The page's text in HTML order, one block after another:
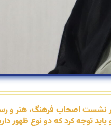
اصحاب فرهنگ، هنر و
و باید توجه کرد که دو نوع